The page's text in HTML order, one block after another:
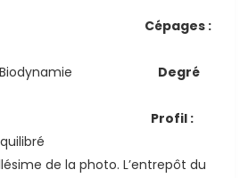
Cépages :
Biodynamie Degré
ans
Profil :
de la photo. L’entrepôt du